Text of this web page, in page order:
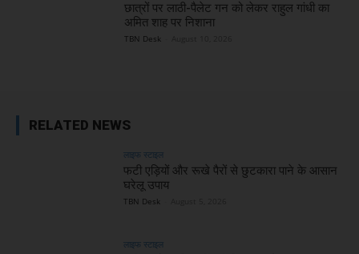
छात्रों पर लाठी-पैलेट गन को लेकर राहुल गांधी का
अमित शाह पर निशाना
TBN Desk
RELATED NEWS
लाइफ स्टाइल
फटी एड़ियों और रूखे पैरों से छुटकारा पाने के आसान
घरेलू उपाय
TBN Desk
लाइफ स्टाइल